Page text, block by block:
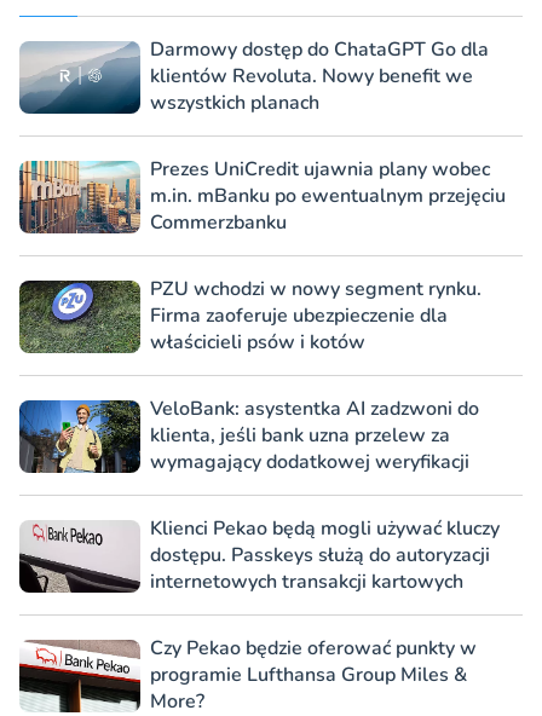
Darmowy dostęp do ChataGPT Go dla
klientów Revoluta. Nowy benefit we
wszystkich planach
Prezes UniCredit ujawnia plany wobec
m.in. mBanku po ewentualnym przejęciu
Commerzbanku
PZU wchodzi w nowy segment rynku.
Firma zaoferuje ubezpieczenie dla
właścicieli psów i kotów
VeloBank: asystentka AI zadzwoni do
klienta, jeśli bank uzna przelew za
wymagający dodatkowej weryfikacji
Klienci Pekao będą mogli używać kluczy
dostępu. Passkeys służą do autoryzacji
internetowych transakcji kartowych
Czy Pekao będzie oferować punkty w
programie Lufthansa Group Miles &
More?